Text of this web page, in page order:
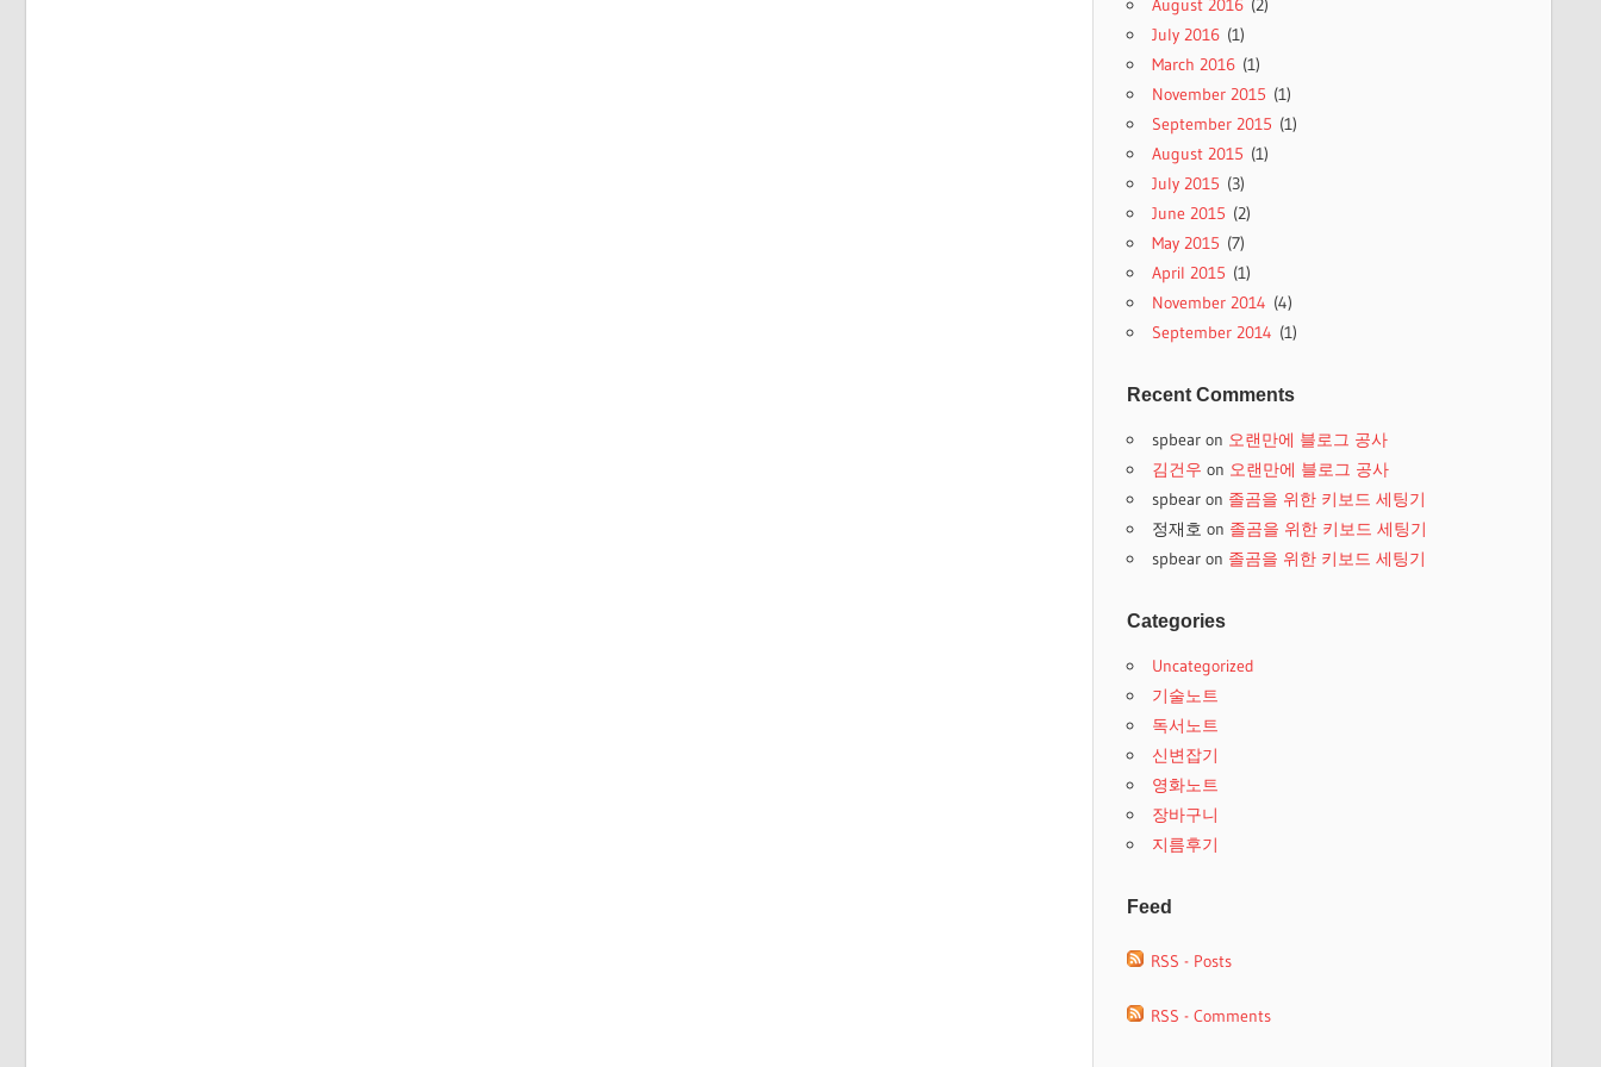
August 2016(2)
July 2016(1)
March 2016(1)
November 2015 (1)
September 2015 (1)
August 2015 (1)
July 2015 (3)
June 2015 (2)
May 2015 (7)
April 2015 (1)
November 2014 (4)
September 2014 (1)
Recent Comments
spbearon 오랜만에 블로그 공사
김건우 on 오랜만에 블로그 공사
spbearon 졸곰을 위한 키보드 세팅기
정재호 on 졸곰을 위한 키보드 세팅기
spbearon 졸곰을 위한 키보드 세팅기
Categories
Uncategorized
기술노트
독서노트
신변잡기
영화노트
장바구니
지름후기
Feed
RSS - Posts
RSS - Comments